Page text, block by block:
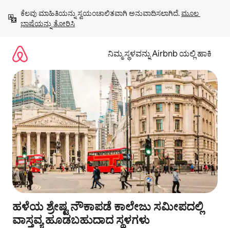
ಹೋಗಿ
ಕೆಲವು ಮಾಹಿತಿಯನ್ನು ಸ್ವಯಂಚಾಲಿತವಾಗಿ ಅನುವಾದಿಸಲಾಗಿದೆ. ಮೂಲ
ಭಾಷೆಯನ್ನು ತೋರಿಸಿ
ನಿಮ್ಮ ಸ್ಥಳವನ್ನು Airbnb ಯಲ್ಲಿ ಹಾಕಿ
ಹಳೆಯ ಶ್ರೇಷ್ಟ ನೌಕಾಪಡೆ ಕಾಲೇಜು ಸಮೀಪದಲ್ಲಿ
ವಾಸ್ತವ್ಯ ಹೂಡಬಹುದಾದ ಸ್ಥಳಗಳು